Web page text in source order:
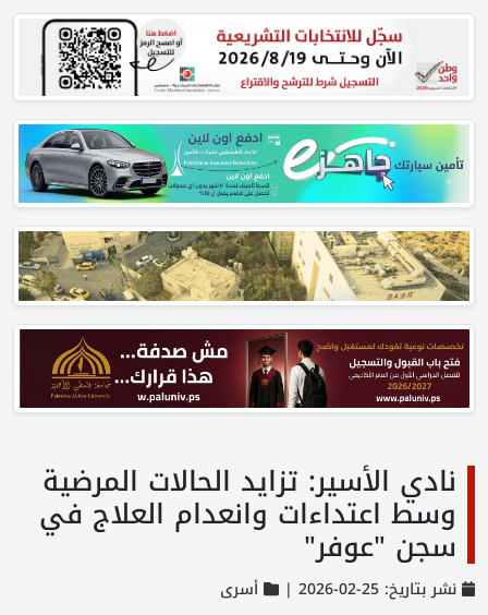
نادي الأسير: تزايد الحالات المرضية
وسط اعتداءات وانعدام العلاج في
سجن "عوفر"
نشر بتاريخ: 25-02-2026 | أسرى